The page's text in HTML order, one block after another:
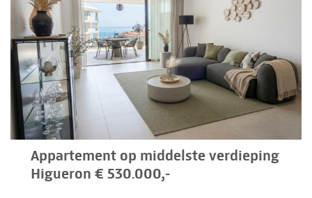
Appartement op middelste verdieping
Higueron € 530.000,-